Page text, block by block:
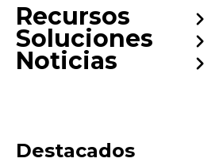
Recursos
Soluciones
Noticias
Destacados